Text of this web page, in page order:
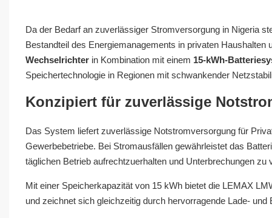
Da der Bedarf an zuverlässiger Stromversorgung in Nigeria
Bestandteil des Energiemanagements in privaten
Wechselrichterin Kombination mit einem 15-kWh-
Speichertechnologie in Regionen mit schwankender
Konzipiert für zuverlässige
Das System liefert zuverlässige Notstromversorgung für
Gewerbebetriebe. Bei Stromausfällen gewährleistet das
täglichen Betrieb aufrechtzuerhalten und Unterbrechungen zu
Mit einer Speicherkapazität von 15 kWh bietet die LEMAX
und zeichnet sich gleichzeitig durch hervorragende Lade- und